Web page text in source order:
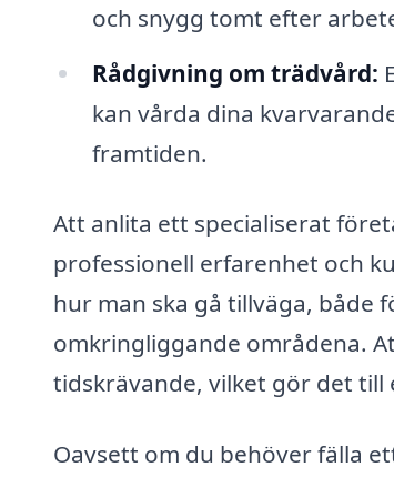
och snygg tomt efter
Rådgivning om trädvård:
kan vårda dina
framtiden.
Att anlita ett specialiserat
professionell erfarenhet och
hur man ska gå tillväga, både
omkringliggande områdena.
tidskrävande, vilket gör det
Oavsett om du behöver fälla